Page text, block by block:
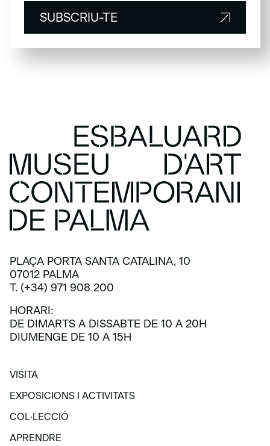
SUBSCRIU-TE
SUBSCRIU-TE
PLAÇA PORTA SANTA CATALINA, 10
07012 PALMA
T. (+34) 971 908 200
HORARI:
DE DIMARTS A DISSABTE DE 10 A 20H
DIUMENGE DE 10 A 15H
VISITA
VISITA
EXPOSICIONS I ACTIVITATS
EXPOSICIONS I ACTIVITATS
COL·LECCIÓ
COL·LECCIÓ
APRENDRE